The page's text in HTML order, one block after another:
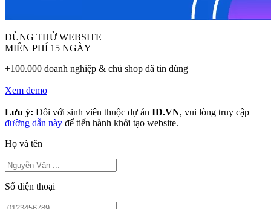
DÙNG THỬ WEBSITE
MIỄN PHÍ 15 NGÀY
+100.000 doanh nghiệp & chủ shop đã tin dùng
Xem demo
Lưu ý: Đối với sinh viên thuộc dự án ID.VN, vui lòng truy cập
đường dẫn này để tiến hành khởi tạo website.
Họ và tên
Số điện thoại